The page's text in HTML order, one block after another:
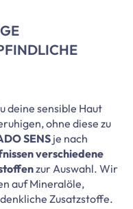
deine sensible Haut
ohne diese zu
SENS je nach
verschiedene
zur Auswahl. Wir
auf Mineralöle,
Zusatzstoffe.